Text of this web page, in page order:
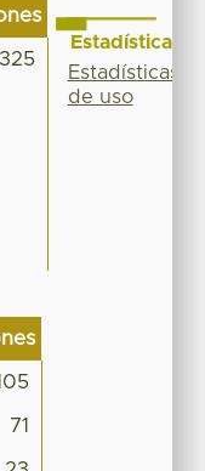
325
71
Estadísticas
Estadísticas
de uso